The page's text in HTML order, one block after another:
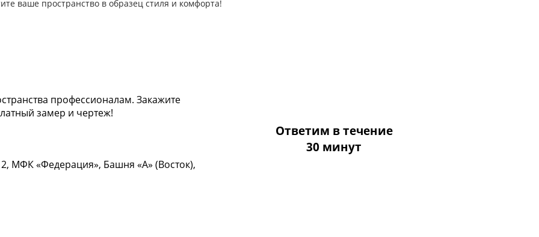
ваше пространство в образец стиля и комфорта!
Ответим в течение
30 минут
профессионалам. Закажите
замер и чертеж!
МФК «Федерация», Башня «А» (Восток),